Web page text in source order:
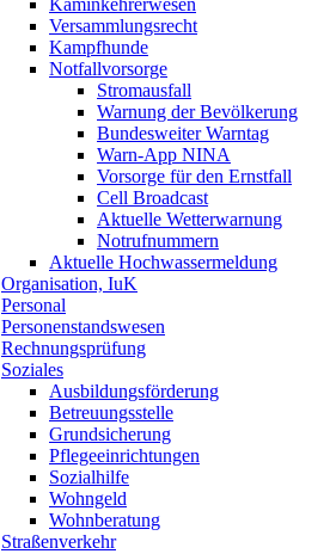
Kaminkehrerwesen
Versammlungsrecht
Kampfhunde
Notfallvorsorge
Stromausfall
Warnung der Bevölkerung
Bundesweiter Warntag
Warn-App NINA
Vorsorge für den Ernstfall
Cell Broadcast
Aktuelle Wetterwarnung
Notrufnummern
Aktuelle Hochwassermeldung
Organisation, IuK
Personal
Personenstandswesen
Rechnungsprüfung
Soziales
Ausbildungsförderung
Betreuungsstelle
Grundsicherung
Pflegeeinrichtungen
Sozialhilfe
Wohngeld
Wohnberatung
Straßenverkehr